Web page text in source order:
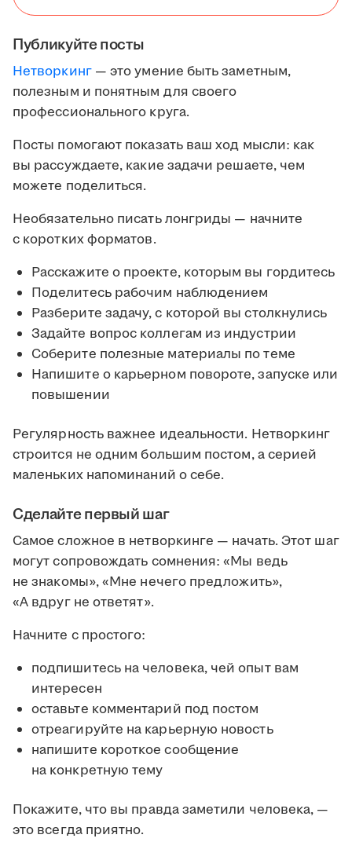
Публикуйте посты
Нетворкинг— это умение быть заметным,
полезным и понятным для своего
профессионального круга.
Посты помогают показать ваш ход мысли: как
вы рассуждаете, какие задачи решаете, чем
можете поделиться.
Необязательно писать лонгриды — начните
с коротких форматов.
Расскажите о проекте, которым вы гордитесь
Поделитесь рабочим наблюдением
Разберите задачу, с которой вы столкнулись
Задайте вопрос коллегам из индустрии
Соберите полезные материалы по теме
Напишите о карьерном повороте, запуске или
повышении
Регулярность важнее идеальности. Нетворкинг
строится не одним большим постом, а серией
маленьких напоминаний о себе.
Сделайте первый шаг
Самое сложное в нетворкинге — начать. Этот шаг
могут сопровождать сомнения: «Мы ведь
не знакомы», «Мне нечего предложить»,
«А вдруг не ответят».
Начните с простого:
подпишитесь на человека, чей опыт вам
интересен
оставьте комментарий под постом
отреагируйте на карьерную новость
напишите короткое сообщение
на конкретную тему
Покажите, что вы правда заметили человека, —
это всегда приятно.